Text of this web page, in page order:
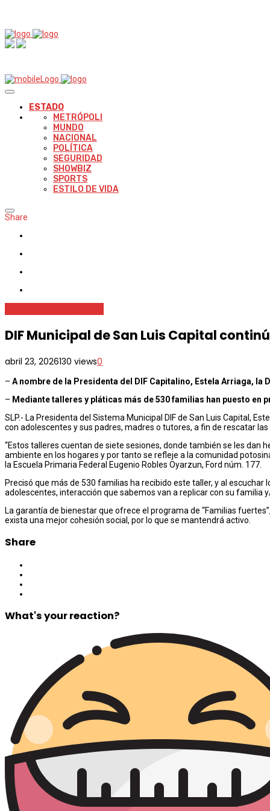
ESTADO
METRÓPOLI
MUNDO
NACIONAL
POLÍTICA
SEGURIDAD
SHOWBIZ
SPORTS
ESTILO DE VIDA
Share
DIF Municipal de San Luis Capital
abril 23, 2026130 views0
– A nombre de l a Presidenta del DIF Capitalino, Estela Arriaga, la
– Mediante talleres y pláticas más de530familias han puesto en
SLP.- La Presidenta del Sistema Municipal DIF de San Luis Capital,
con adolescentes y sus padres, madres o tutores, a fin de rescatar
“Estos talleres cuentan de siete sesiones, donde también se les
ambiente en los hogares y por tanto se refleje a la comunidad
la Escuela Primaria Federal Eugenio Robles Oyarzun, Ford núm. 177.
Precisó que más de 530 familias ha recibido este taller, y al
adolescentes, interacción que sabemos van a replicar con su familia
La garantía de bienestar que ofrece el programa de “Familias
exista una mejor cohesión social, por lo que se mantendrá activo.
Share
What's your reaction?